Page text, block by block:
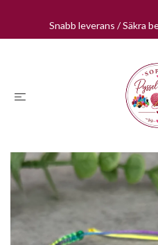
Snabb leverans / Säkra